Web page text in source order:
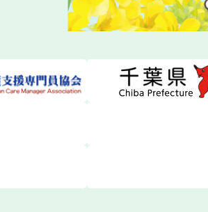
法定研修 令和８年度
関係団体等から 日本介護支
関係団体等から 東京都介